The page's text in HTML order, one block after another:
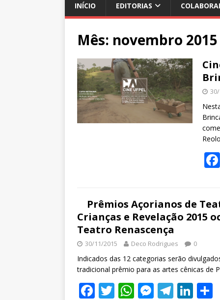
INÍCIO EDITORIAS
Mês: novembro 2015
Prêmios Açorianos de
Crianças e Revelação 2015
Teatro Renascença
30/11/2015 Deco Rodrigues 0
Indicados das 12 categorias serão
tradicional prêmio para as artes cênicas de
F T W M T Li